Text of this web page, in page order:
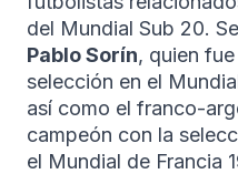
del Mundial Sub 20.
Pablo Sorín, quien
selección en el
así­ como el franco-
campeón con la
el Mundial de Francia